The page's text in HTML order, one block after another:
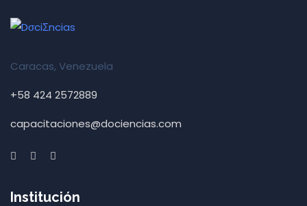
Caracas, Venezuela
+58 424 2572889
capacitaciones@dociencias.com
Institución